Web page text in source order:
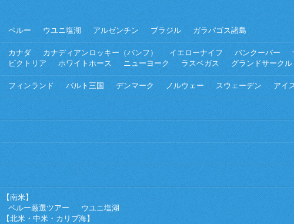
ペルー ウユニ塩湖 アルゼンチン ブラジル ガラパゴス諸島
カナダ カナディアンロッキー（バンフ） イエローナイフ バンクーバー
ビクトリア
ホワイトホース ニューヨーク ラスベガス グランドサークル
フィンランド バルト三国 デンマーク ノルウェー スウェーデン アイ
【南米】
ペルー厳選ツアー
ウユニ塩湖
【北米・中米・カリブ海】